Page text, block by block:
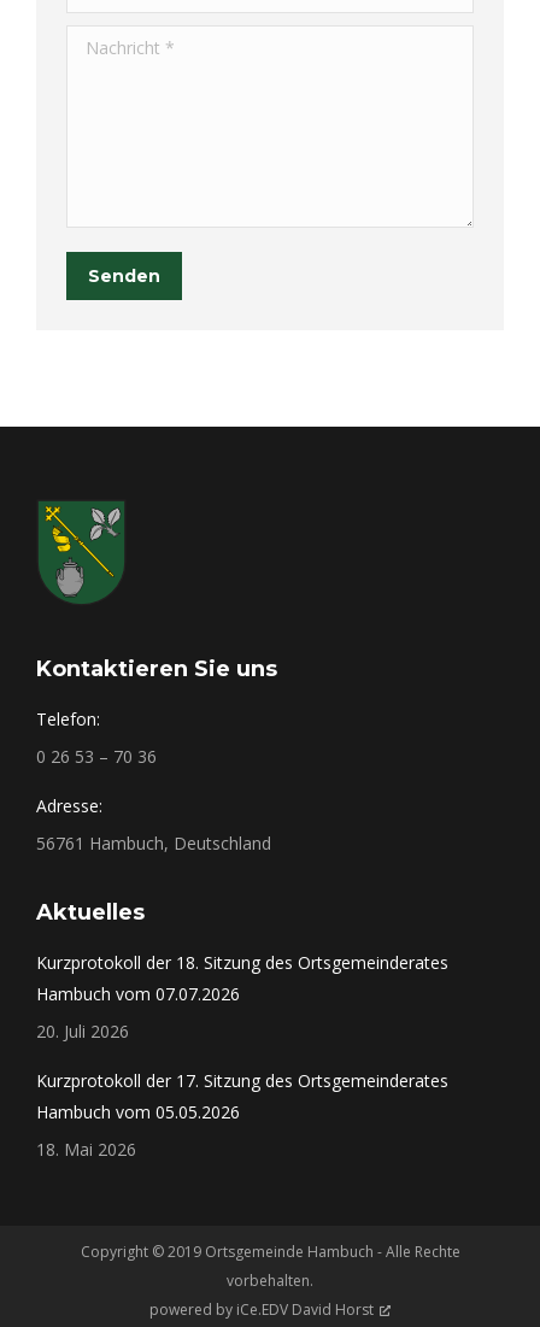
Nachricht *
Senden
Kontaktieren Sie uns
Telefon:
0 26 53 – 70 36
Adresse:
56761 Hambuch, Deutschland
Aktuelles
Kurzprotokoll der 18. Sitzung des Ortsgemeinderates
Hambuch vom 07.07.2026
20. Juli 2026
Kurzprotokoll der 17. Sitzung des Ortsgemeinderates
Hambuch vom 05.05.2026
18. Mai 2026
Copyright © 2019 Ortsgemeinde Hambuch - Alle Rechte
vorbehalten.
powered by iCe.EDV David Horst